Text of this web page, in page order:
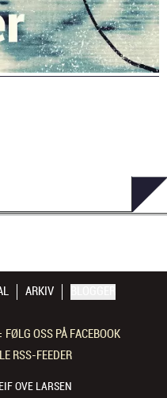
ARKIV
FØLG OSS PÅ FACEBOOK
RSS-FEEDER
OVE LARSEN